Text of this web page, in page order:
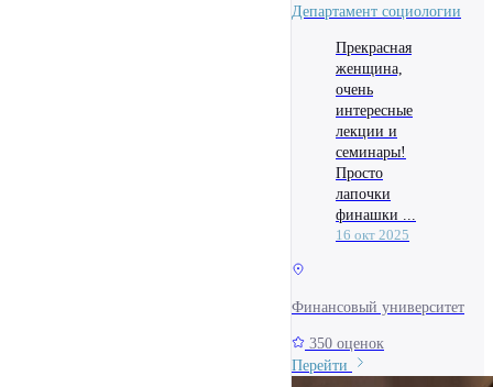
Департамент социологии
Прекрасная
женщина,
очень
интересные
лекции и
семинары!
Просто
лапочки
финашки ...
16 окт 2025
Финансовый университет
350 оценок
Перейти